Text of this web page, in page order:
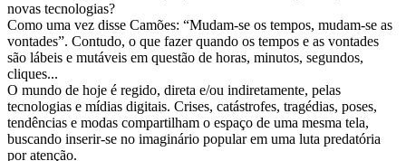
novas tecnologias?
Como uma vez disse Camões: “Mudam-se os tempos, mudam-se as
vontades”. Contudo, o que fazer quando os tempos e as vontades
são lábeis e mutáveis em questão de horas, minutos, segundos,
cliques...
O mundo de hoje é regido, direta e/ou indiretamente, pelas
tecnologias e mídias digitais. Crises, catástrofes, tragédias, poses,
tendências e modas compartilham o espaço de uma mesma tela,
buscando inserir-se no imaginário popular em uma luta predatória
por atenção.